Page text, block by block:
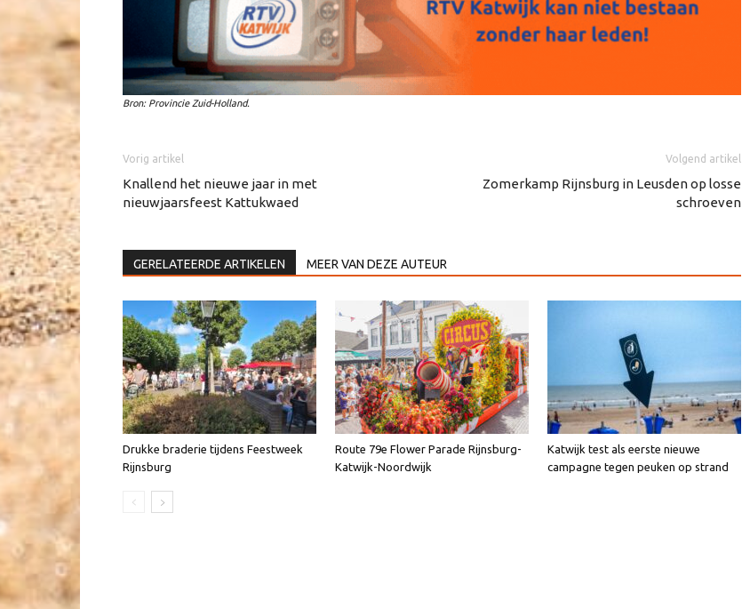
Bron: Provincie Zuid-Holland.
Vorig artikel
Knallend het nieuwe jaar in met
nieuwjaarsfeest Kattukwaed
Volgend artikel
Zomerkamp Rijnsburg in Leusden op losse
schroeven
GERELATEERDE ARTIKELEN MEER VAN DEZE AUTEUR
Drukke braderie tijdens Feestweek
Rijnsburg
Route 79e Flower Parade Rijnsburg-
Katwijk-Noordwijk
Katwijk test als eerste nieuwe
campagne tegen peuken op strand